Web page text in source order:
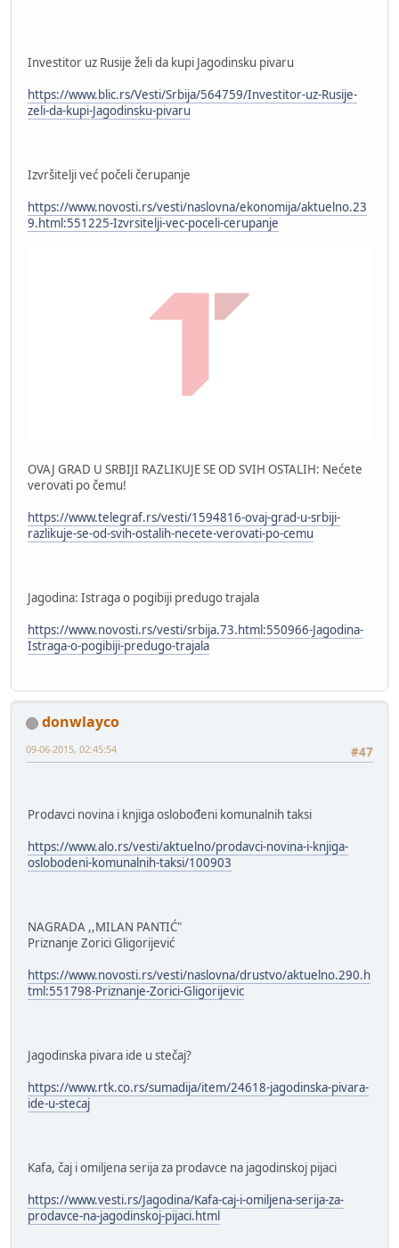
Investitor uz Rusije želi da kupi Jagodinsku pivaru
https://www.blic.rs/Vesti/Srbija/564759/Investitor-uz-Rusije-
zeli-da-kupi-Jagodinsku-pivaru
Izvršitelji već počeli čerupanje
https://www.novosti.rs/vesti/naslovna/ekonomija/aktuelno.23
9.html:551225-Izvrsitelji-vec-poceli-cerupanje
OVAJ GRAD U SRBIJI RAZLIKUJE SE OD SVIH OSTALIH: Nećete
verovati po čemu!
https://www.telegraf.rs/vesti/1594816-ovaj-grad-u-srbiji-
razlikuje-se-od-svih-ostalih-necete-verovati-po-cemu
Jagodina: Istraga o pogibiji predugo trajala
https://www.novosti.rs/vesti/srbija.73.html:550966-Jagodina-
Istraga-o-pogibiji-predugo-trajala
donwlayco
#47
09-06-2015, 02:45:54
Prodavci novina i knjiga oslobođeni komunalnih taksi
https://www.alo.rs/vesti/aktuelno/prodavci-novina-i-knjiga-
oslobodeni-komunalnih-taksi/100903
NAGRADA ,,MILAN PANTIĆ"
Priznanje Zorici Gligorijević
https://www.novosti.rs/vesti/naslovna/drustvo/aktuelno.290.h
tml:551798-Priznanje-Zorici-Gligorijevic
Jagodinska pivara ide u stečaj?
https://www.rtk.co.rs/sumadija/item/24618-jagodinska-pivara-
ide-u-stecaj
Kafa, čaj i omiljena serija za prodavce na jagodinskoj pijaci
https://www.vesti.rs/Jagodina/Kafa-caj-i-omiljena-serija-za-
prodavce-na-jagodinskoj-pijaci.html